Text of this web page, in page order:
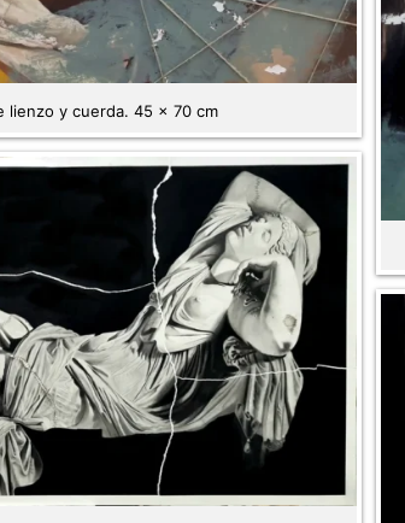
lienzo y cuerda. 45 x 70 cm